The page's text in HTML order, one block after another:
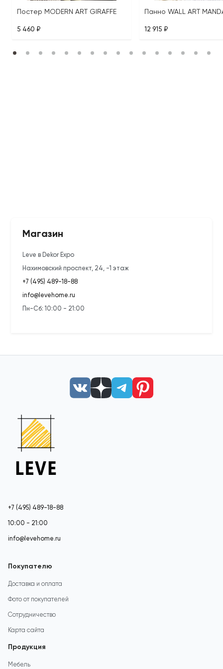
Постер MODERN ART GIRAFFE
5 460 ₽
Панно WALL ART
12 915 ₽
Магазин
Leve в Dekor Expo
Нахимовский проспект, 24, -1 этаж
+7 (495) 489-18-88
info@levehome.ru
Пн-Сб: 10:00 - 21:00
+7 (495) 489-18-88
10:00 - 21:00
info@levehome.ru
Покупателю
Доставка и оплата
Фото от покупателей
Сотрудничество
Карта сайта
Продукция
Мебель